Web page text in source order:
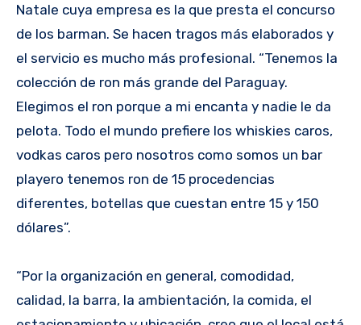
Natale cuya empresa es la que presta el concurso
de los barman. Se hacen tragos más elaborados y
el servicio es mucho más profesional. “Tenemos la
colección de ron más grande del Paraguay.
Elegimos el ron porque a mi encanta y nadie le da
pelota. Todo el mundo prefiere los whiskies caros,
vodkas caros pero nosotros como somos un bar
playero tenemos ron de 15 procedencias
diferentes, botellas que cuestan entre 15 y 150
dólares”.
“Por la organización en general, comodidad,
calidad, la barra, la ambientación, la comida, el